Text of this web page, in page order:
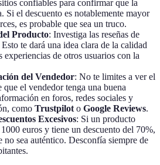
confiables para confirmar que la
Si el descuento es notablemente mayor
es probable que sea un truco.
Producto: Investiga las reseñas de
te dará una idea clara de la calidad
experiencias de otros usuarios con la
del Vendedor: No te limites a ver el
que el vendedor tenga una buena
en foros, redes sociales y
como Trustpilot o Google Reviews.
Excesivos: Si un producto
euros y tiene un descuento del 70%,
no sea auténtico. Desconfía siempre de